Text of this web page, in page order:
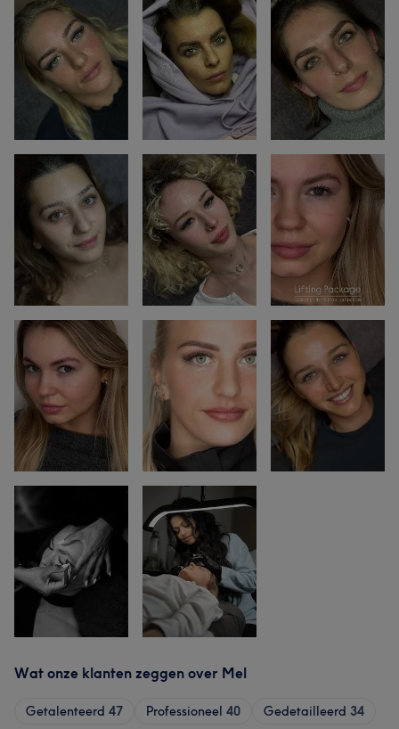
Wat onze klanten zeggen over Mel
Getalenteerd 47 Professioneel 40 Gedetailleerd 34